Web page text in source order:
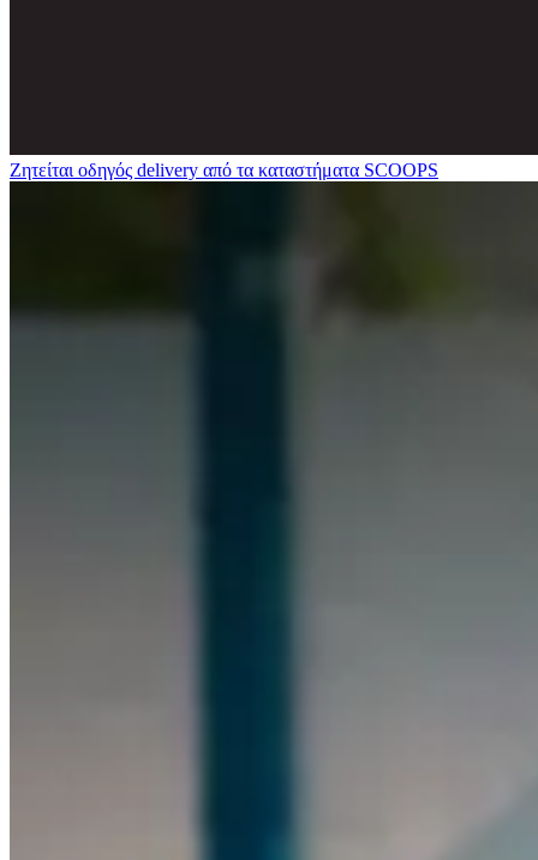
Ζητείται οδηγός delivery από τα καταστήματα SCOOPS